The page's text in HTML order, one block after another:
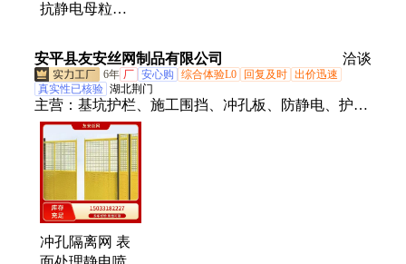
抗静电母粒
电剂 高浓度 达
到7-12次方 可
定制
安平县友安丝网制品有限公司 洽谈
6年 厂 安心购 综合体验L0 回复及时 出价迅速
真实性已核验 湖北荆门
主营： 基坑护栏、施工围挡、冲孔板、防静电、护栏
网、圆孔网、冲孔围挡、不锈钢冲孔网、筛网板、圆
孔托盘、穿孔板、冲孔通风网板、市政护栏、锌钢护
栏、草坪护栏、道路护栏、小区围栏、电梯门井口
冲孔隔离网 表